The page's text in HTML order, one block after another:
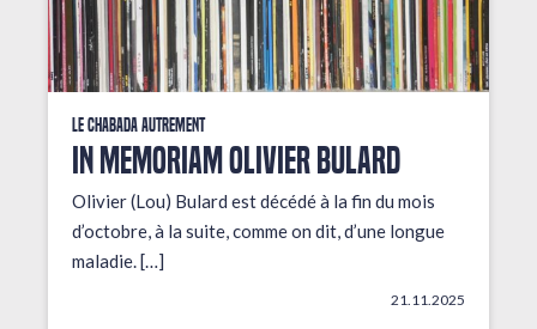
Le Chabada autrement
In Memoriam Olivier Bulard
Olivier (Lou) Bulard est décédé à la fin du mois
d’octobre, à la suite, comme on dit, d’une longue
maladie. […]
21.11.2025